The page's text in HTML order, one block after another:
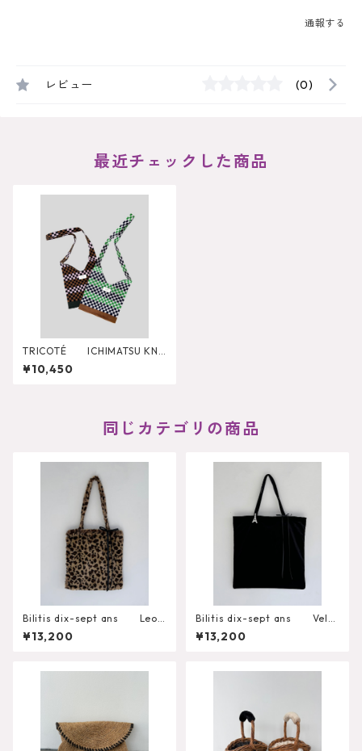
通報する
レビュー (0)
最近チェックした商品
TRICOTÉ ICHIMATSU KNI
T SHOULDER BAG
¥10,450
同じカテゴリの商品
Bilitis dix-sept ans Leop
ard Fur Tote A
¥13,200
Bilitis dix-sept ans Velv
et Big Tote
¥13,200